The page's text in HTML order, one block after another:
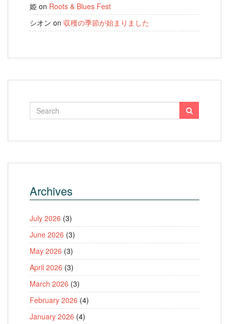
姫 on Roots & Blues Fest
シオン on 収穫の季節が始まりました
Archives
July 2026 (3)
June 2026 (3)
May 2026 (3)
April 2026 (3)
March 2026 (3)
February 2026 (4)
January 2026 (4)